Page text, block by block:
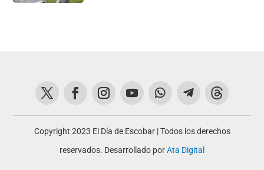
Copyright 2023 El Día de Escobar | Todos los derechos
reservados. Desarrollado porAta Digital